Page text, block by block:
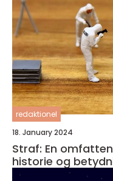
redaktionel
18. January 2024
Straf: En
historie og